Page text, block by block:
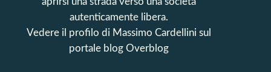
autenticamente libera.
Vedere il profilo di Massimo Cardellini sul
portale blog Overblog